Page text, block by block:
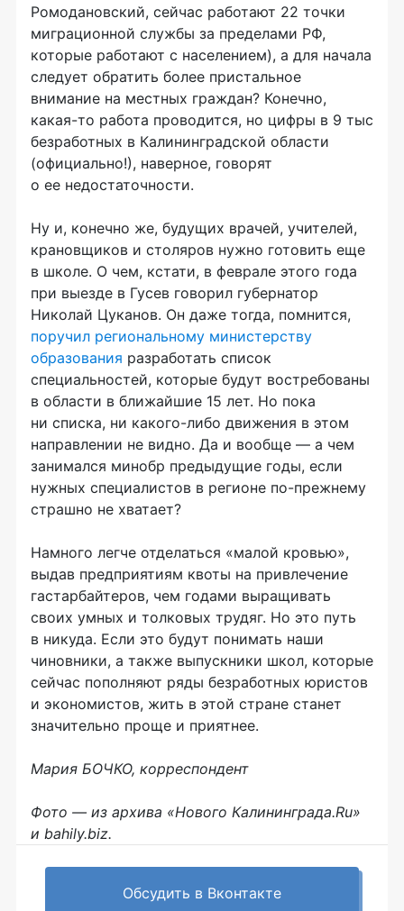
Ромодановский, сейчас работают 22 точки
миграционной службы за пределами РФ,
которые работают с населением), а для начала
следует обратить более пристальное
внимание на местных граждан? Конечно,
какая-то работа проводится, но цифры в 9 тыс
безработных в Калининградской области
(официально!), наверное, говорят
о ее недостаточности.
Ну и, конечно же, будущих врачей, учителей,
крановщиков и столяров нужно готовить еще
в школе. О чем, кстати, в феврале этого года
при выезде в Гусев говорил губернатор
Николай Цуканов. Он даже тогда, помнится,
поручил региональному министерству
образования разработать список
специальностей, которые будут востребованы
в области в ближайшие 15 лет. Но пока
ни списка, ни какого-либо движения в этом
направлении не видно. Да и вообще — а чем
занимался минобр предыдущие годы, если
нужных специалистов в регионе по-прежнему
страшно не хватает?
Намного легче отделаться «малой кровью»,
выдав предприятиям квоты на привлечение
гастарбайтеров, чем годами выращивать
своих умных и толковых трудяг. Но это путь
в никуда. Если это будут понимать наши
чиновники, а также выпускники школ, которые
сейчас пополняют ряды безработных юристов
и экономистов, жить в этой стране станет
значительно проще и приятнее.
Мария БОЧКО, корреспондент
Фото — из архива «Нового Калининграда.Ru»
и bahily.biz.
Обсудить в Вконтакте